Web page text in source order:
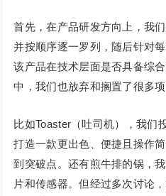
首先，在产品研发方向上，我
并按顺序逐一罗列，随后针对
该产品在技术层面是否具备综
中，我们也放弃和搁置了很多项
比如Toaster（吐司机），我们
打造一款更出色、便捷且操作
到突破点。还有煎牛排的锅，
片和传感器。但经过多次讨论